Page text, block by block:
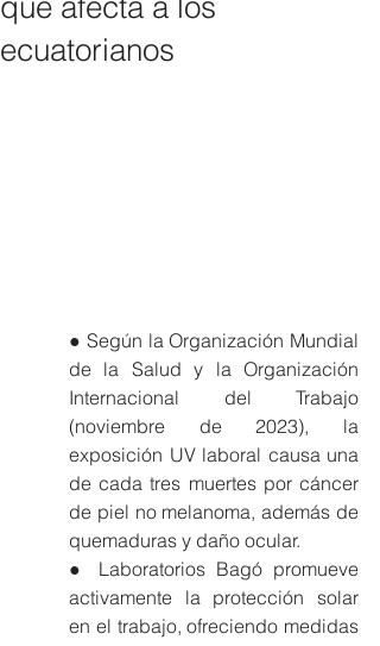
ecuatorianos
● Según la Organización Mundial
de la Salud y la Organización
Internacional del Trabajo
(noviembre de 2023), la
exposición UV laboral causa una
de cada tres muertes por cáncer
de piel no melanoma, además de
quemaduras y daño ocular.
● Laboratorios Bagó promueve
activamente la protección solar
en el trabajo, ofreciendo medidas